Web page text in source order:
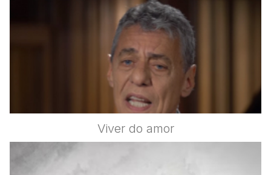
Viver do amor